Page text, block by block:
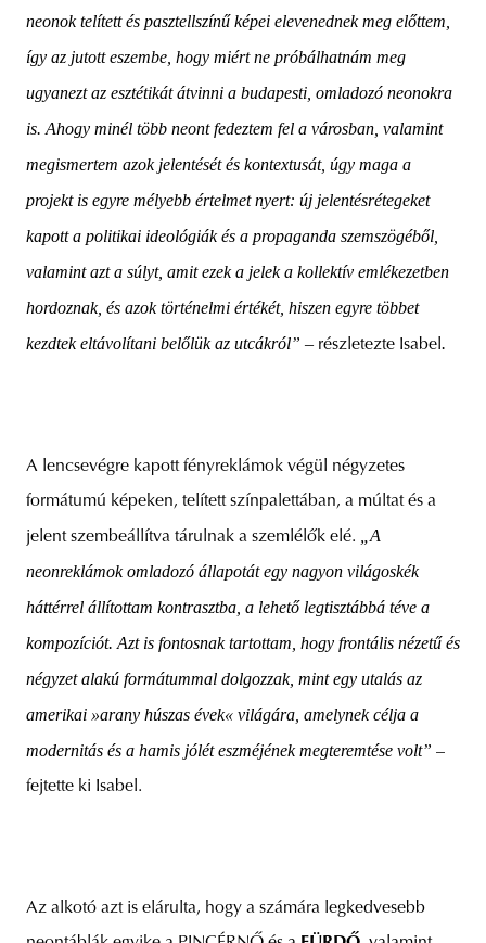
neonok telített és pasztellszínű képei elevenednek meg előttem,
így az jutott eszembe, hogy miért ne próbálhatnám meg
ugyanezt az esztétikát átvinni a budapesti, omladozó neonokra
is. Ahogy minél több neont fedeztem fel a városban, valamint
megismertem azok jelentését és kontextusát, úgy maga a
projekt is egyre mélyebb értelmet nyert: új jelentésrétegeket
kapott a politikai ideológiák és a propaganda szemszögéből,
valamint azt a súlyt, amit ezek a jelek a kollektív emlékezetben
hordoznak, és azok történelmi értékét, hiszen egyre többet
kezdtek eltávolítani belőlük az utcákról” – részletezte Isabel .
A lencsevégre kapott fényreklámok végül négyzetes
formátumú képeken, telített színpalettában, a múltat és a
jelent szembeállítva tárulnak a szemlélők elé.
„A
neonreklámok omladozó állapotát egy nagyon világoskék
háttérrel állítottam kontrasztba, a lehető legtisztábbá téve a
kompozíciót. Azt is fontosnak tartottam, hogy frontális nézetű és
négyzet alakú formátummal dolgozzak, mint egy utalás az
amerikai »arany húszas évek« világára, amelynek célja a
modernitás és a hamis jólét eszméjének megteremtése volt” –
fejtette ki Isabel.
Az alkotó azt is elárulta, hogy a számára legkedvesebb